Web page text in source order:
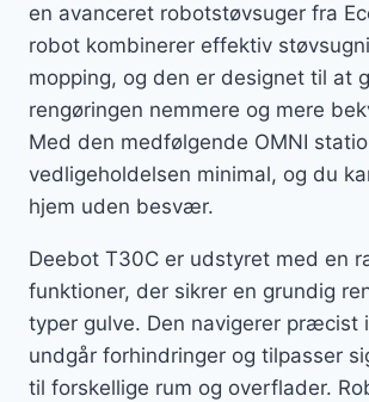
en avanceret robotstøvsuger fra
robot kombinerer effektiv
mopping, og den er designet til at
rengøringen nemmere og mere
Med den medfølgende OMNI
vedligeholdelsen minimal, og du
hjem uden besvær.
Deebot T30C er udstyret med en
funktioner, der sikrer en grundig
typer gulve. Den navigerer præcist
undgår forhindringer og tilpasser
til forskellige rum og overflader.